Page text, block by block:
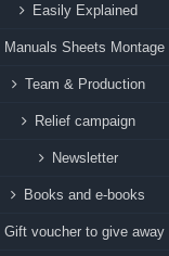
Easily Explained
Manuals Sheets Montage
Team & Production
Relief campaign
Newsletter
Books and e-books
Gift voucher to give away